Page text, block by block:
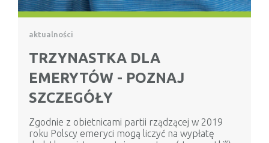
aktualności
TRZYNASTKA DLA
EMERYTÓW - POZNAJ
SZCZEGÓŁY
Zgodnie z obietnicami partii rządzącej w 2019
roku Polscy emeryci mogą liczyć na wypłatę